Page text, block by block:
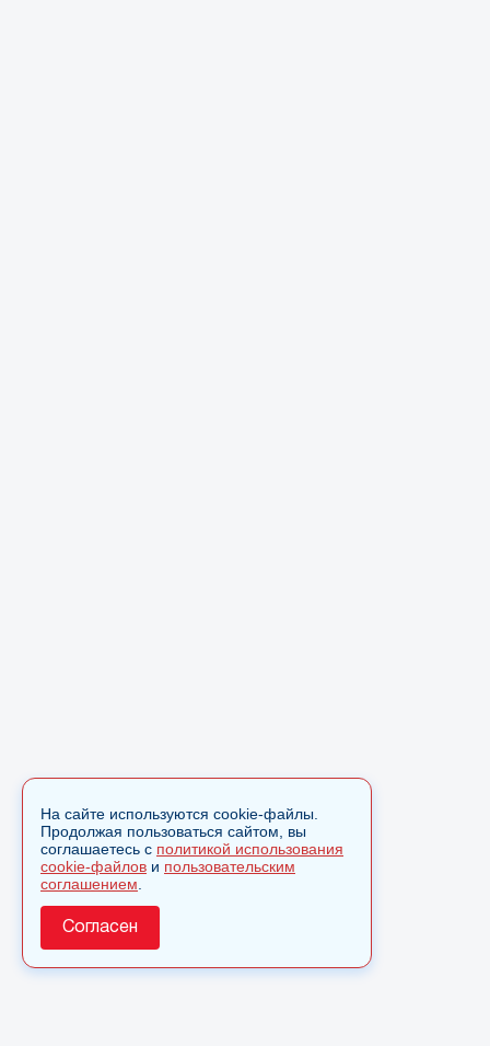
На сайте используются cookie-файлы.
Продолжая пользоваться сайтом, вы
соглашаетесь с политикой использования
cookie-файлов и пользовательским
соглашением
Согласен